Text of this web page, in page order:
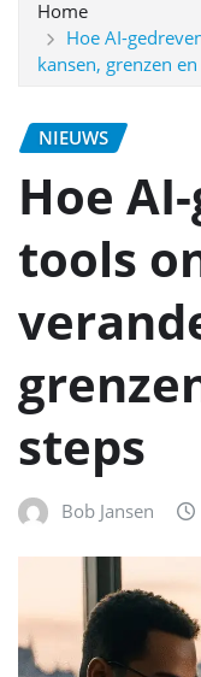
Home
Hoe AI-
kansen, grenzen
NIEUWS
Hoe
tools
steps
Bob Jansen